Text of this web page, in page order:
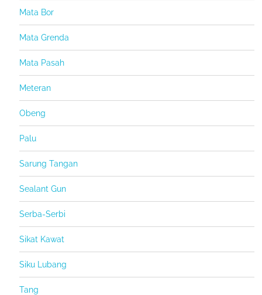
Mata Bor
Mata Grenda
Mata Pasah
Meteran
Obeng
Palu
Sarung Tangan
Sealant Gun
Serba-Serbi
Sikat Kawat
Siku Lubang
Tang